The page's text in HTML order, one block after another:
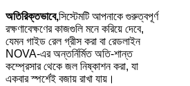
অতিরিক্তভাবে,সিস্টেমটি আপনাকে গুরুত্বপূর্ণ
রক্ষণাবেক্ষণের কাজগুলি মনে করিয়ে দেবে,
যেমন গাইড রেল গ্রীস করা বা রেডলাইন
NOVA-এর অন্তর্নির্মিত অতি-শান্ত
কম্প্রেসার থেকে জল নিষ্কাশন করা, যা
একবার স্পর্শেই বজায় রাখা যায়।